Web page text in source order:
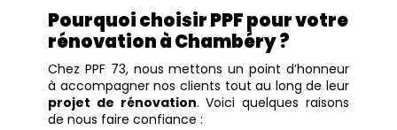
Pourquoi choisir PPF pour votre
rénovation à Chambéry ?
Chez PPF 73, nous mettons un point d’honneur
à accompagner nos clients tout au long de leur
projet de rénovation. Voici quelques raisons
de nous faire confiance :